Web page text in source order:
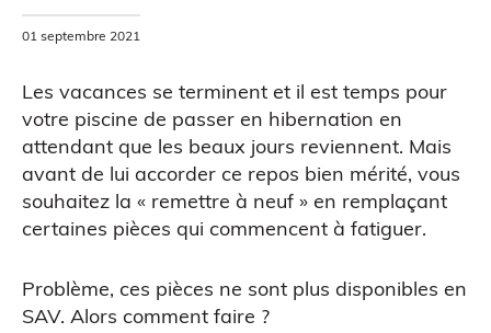
01 septembre 2021
Les vacances se terminent et il est temps pour
votre piscine de passer en hibernation en
attendant que les beaux jours reviennent. Mais
avant de lui accorder ce repos bien mérité, vous
souhaitez la « remettre à neuf » en remplaçant
certaines pièces qui commencent à fatiguer.
Problème, ces pièces ne sont plus disponibles en
SAV. Alors comment faire ?